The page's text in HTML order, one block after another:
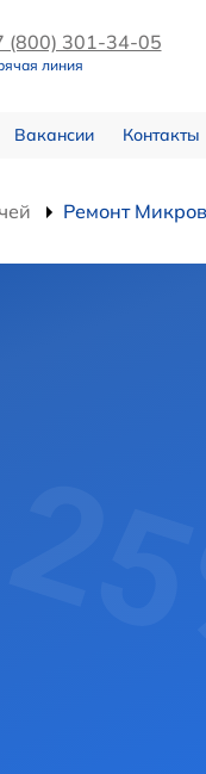
(800) 301-34-05
линия
Вакансии Контакты
Ремонт